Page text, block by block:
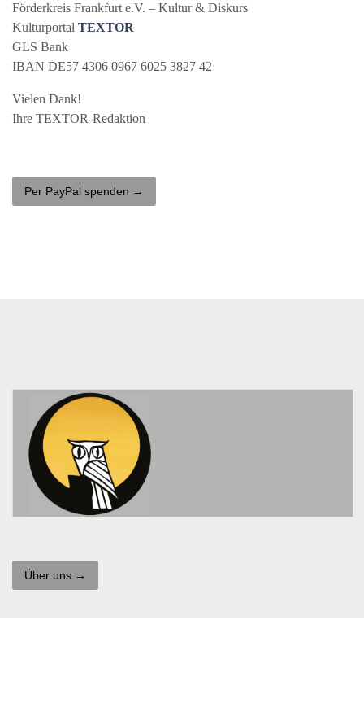
Förderkreis Frankfurt e.V. – Kultur & Diskurs
Kulturportal TEXTOR
GLS Bank
IBAN DE57 4306 0967 6025 3827 42
Vielen Dank!
Ihre TEXTOR-Redaktion
Per PayPal spenden →
Über uns →